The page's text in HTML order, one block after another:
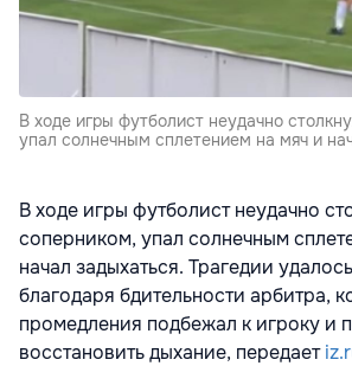
В ходе игры футболист неудачно
упал солнечным сплетением на мяч и
В ходе игры футболист неудачно
соперником, упал солнечным
начал задыхаться. Трагедии
благодаря бдительности арбитра,
промедления подбежал к игроку и
восстановить дыхание, передает